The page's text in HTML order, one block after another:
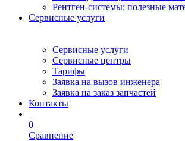
Рентген-системы: полезные
Сервисные услуги
Сервисные услуги
Сервисные центры
Тарифы
Заявка на вызов инженера
Заявка на заказ запчастей
Контакты
0
Сравнение